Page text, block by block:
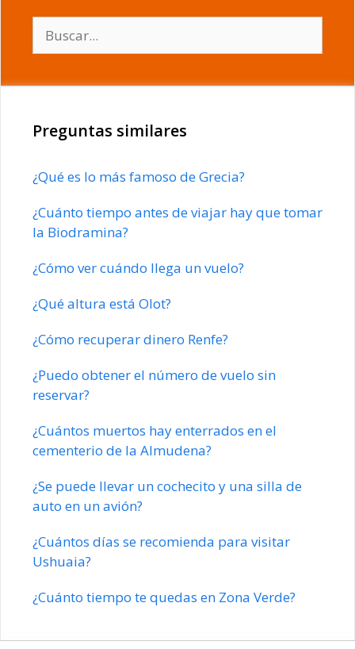
Preguntas similares
¿Qué es lo más famoso de Grecia?
¿Cuánto tiempo antes de viajar hay que tomar
la Biodramina?
¿Cómo ver cuándo llega un vuelo?
¿Qué altura está Olot?
¿Cómo recuperar dinero Renfe?
¿Puedo obtener el número de vuelo sin
reservar?
¿Cuántos muertos hay enterrados en el
cementerio de la Almudena?
¿Se puede llevar un cochecito y una silla de
auto en un avión?
¿Cuántos días se recomienda para visitar
Ushuaia?
¿Cuánto tiempo te quedas en Zona Verde?